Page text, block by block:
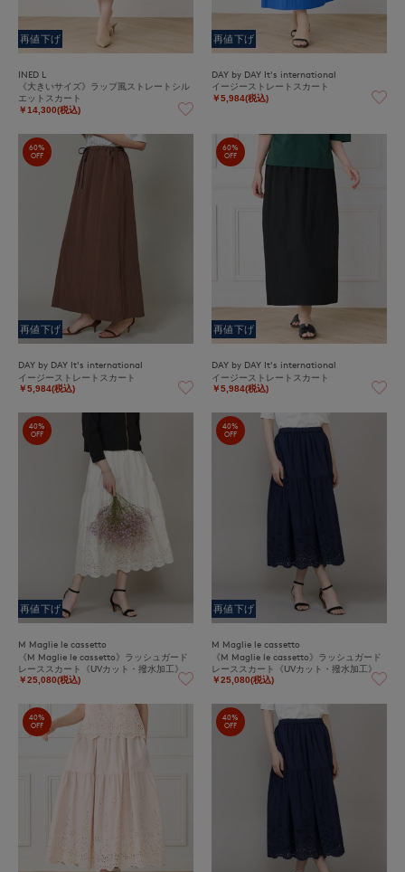
再値下げ
INED L
《大きいサイズ》ラップ風ストレートシル
エットスカート
￥14,300(税込)
再値下げ
DAY by DAY It's international
イージーストレートスカート
￥5,984(税込)
60%
OFF
再値下げ
DAY by DAY It's international
イージーストレートスカート
￥5,984(税込)
60%
OFF
再値下げ
DAY by DAY It's international
イージーストレートスカート
￥5,984(税込)
40%
OFF
再値下げ
M Maglie le cassetto
《M Maglie le cassetto》ラッシュガード
レーススカート《UVカット・撥水加工》
￥25,080(税込)
40%
OFF
再値下げ
M Maglie le cassetto
《M Maglie le cassetto》ラッシュガード
レーススカート《UVカット・撥水加工》
￥25,080(税込)
40%
OFF
40%
OFF